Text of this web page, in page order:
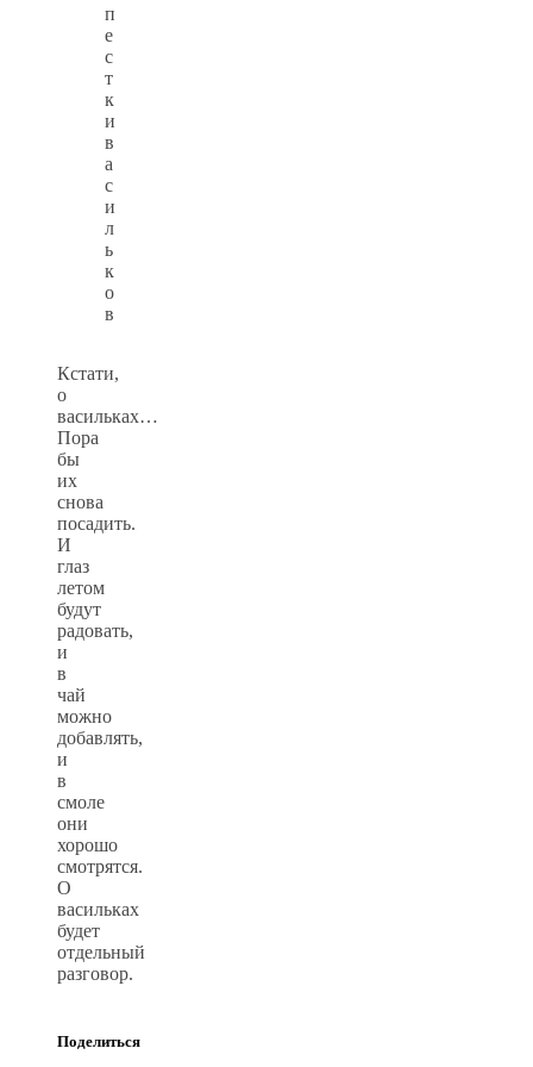
п
е
с
т
к
и
в
а
с
и
л
ь
к
о
в
Кстати,
о
васильках…
Пора
бы
их
снова
посадить.
И
глаз
летом
будут
радовать,
и
в
чай
можно
добавлять,
и
в
смоле
они
хорошо
смотрятся.
О
васильках
будет
отдельный
разговор.
Поделиться